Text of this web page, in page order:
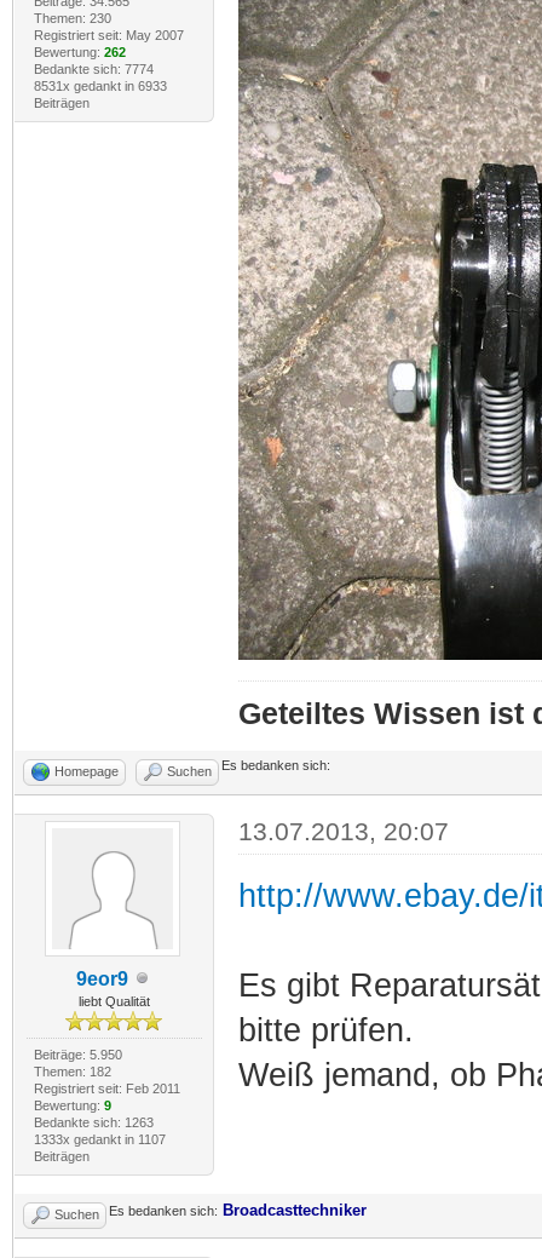
Themen: 230
Registriert seit: May 2007
Bewertung: 262
Bedankte sich: 7774
8531x gedankt in 6933
Beiträgen
Geteiltes Wissen ist
Homepage Suchen Es bedanken sich:
9eor9
liebt Qualität
Beiträge: 5.950
Themen: 182
Registriert seit: Feb 2011
Bewertung: 9
Bedankte sich: 1263
1333x gedankt in 1107
Beiträgen
13.07.2013, 20:07
http://
Es gibt
bitte prüfen.
Weiß jemand, ob
Suchen Es bedanken sich: Broadcasttechniker